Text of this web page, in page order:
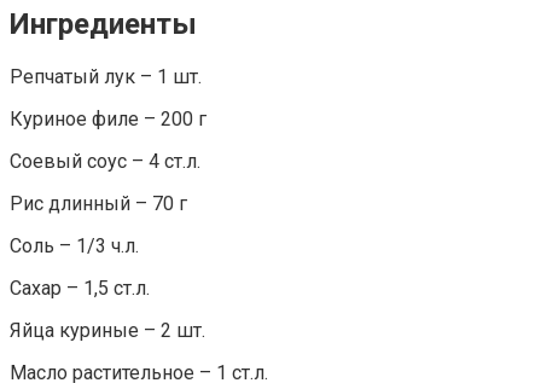
Ингредиенты
Репчатый лук – 1 шт.
Куриное филе – 200 г
Соевый соус – 4 ст.л.
Рис длинный – 70 г
Соль – 1/3 ч.л.
Сахар – 1,5 ст.л.
Яйца куриные – 2 шт.
Масло растительное – 1 ст.л.